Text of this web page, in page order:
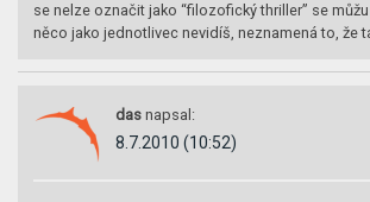
se nelze označit jako “filozofický thriller” se
něco jako jednotlivec nevidíš, neznamená to, že
das napsal:
8.7.2010 (10:52)